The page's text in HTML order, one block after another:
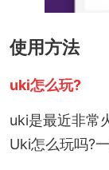
使用方法
uki怎么玩?
uki是最近非常
Uki怎么玩吗?